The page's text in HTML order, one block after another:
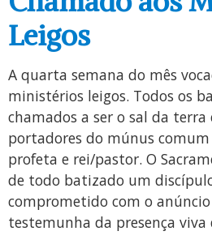
Leigos
A quarta semana do mês
ministérios leigos. Todos os
chamados a ser o sal da
portadores do múnus comum
profeta e rei/pastor. O
de todo batizado um
comprometido com o anúncio
testemunha da presença viva